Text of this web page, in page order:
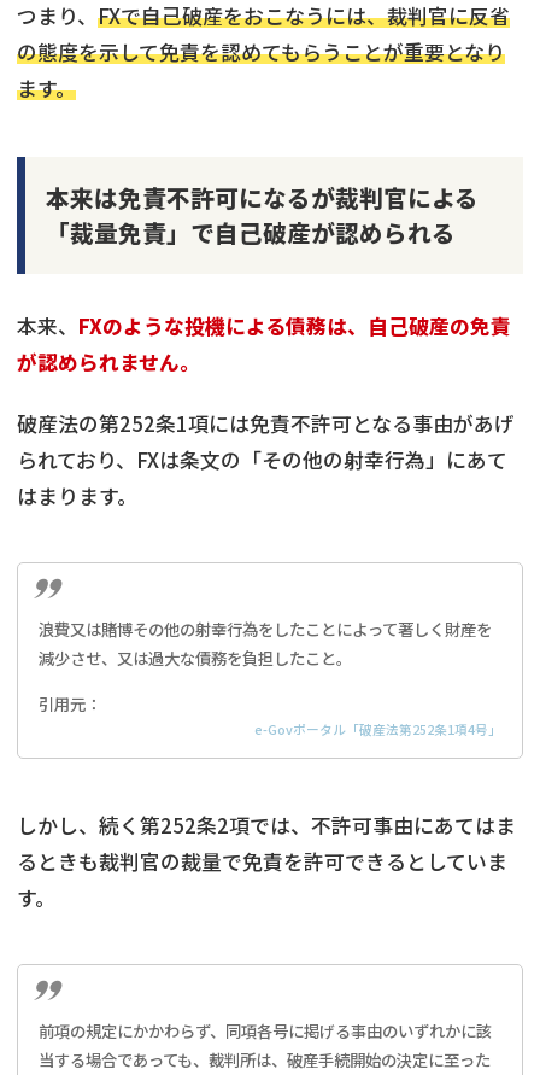
つまり、 FXで自己破産をおこなうには、裁判官に反省
の態度を示して免責を認めてもらうことが重要となり
ます。
本来は免責不許可になるが裁判官による
「裁量免責」で自己破産が認められる
本来、 FXのような投機による債務は、自己破産の免責
が認められません。
破産法の第252条1項には免責不許可となる事由があげ
られており、FXは条文の「その他の射幸行為」にあて
はまります。
浪費又は賭博その他の射幸行為をしたことによって著しく財産を
減少させ、又は過大な債務を負担したこと。
引用元：
e-Govポータル「破産法第252条1項4号」
しかし、続く第252条2項では、不許可事由にあてはま
るときも裁判官の裁量で免責を許可できるとしていま
す。
前項の規定にかかわらず、同項各号に掲げる事由のいずれかに該
当する場合であっても、裁判所は、破産手続開始の決定に至った